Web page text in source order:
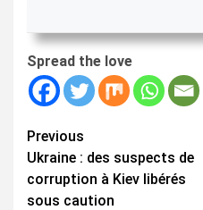
Spread the love
Continue
Reading
Previous
Ukraine : des suspects de
corruption à Kiev libérés
sous caution